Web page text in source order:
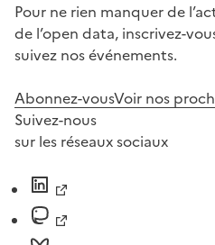
Pour ne rien manquer de
de l’open data, inscrivez-
suivez nos événements.
Abonnez-vousVoir nos
Suivez-nous
sur les réseaux sociaux